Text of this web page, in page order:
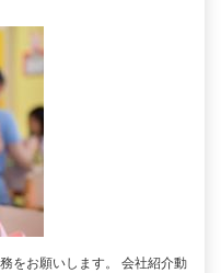
をお願いします。 会社紹介動